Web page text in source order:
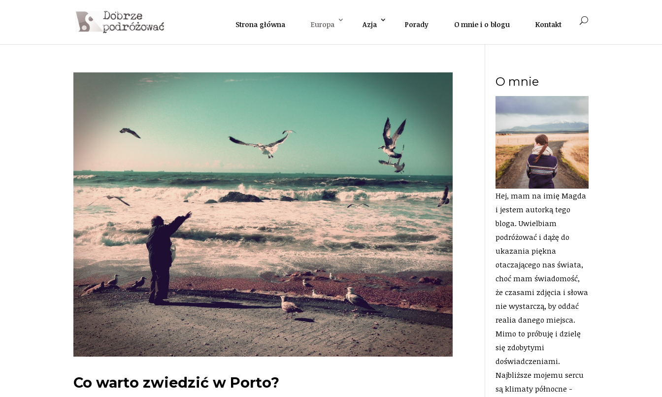
Strona główna Europa Azja Porady O mnie i o blogu Kontakt
Co warto zwiedzić w Porto?
O mnie
Hej, mam na imię Magda
i jestem autorką tego
bloga. Uwielbiam
podróżować i dążę do
ukazania piękna
otaczającego nas świata,
choć mam świadomość,
że czasami zdjęcia i słowa
nie wystarczą, by oddać
realia danego miejsca.
Mimo to próbuję i dzielę
się zdobytymi
doświadczeniami.
Najbliższe mojemu sercu
są klimaty północne -